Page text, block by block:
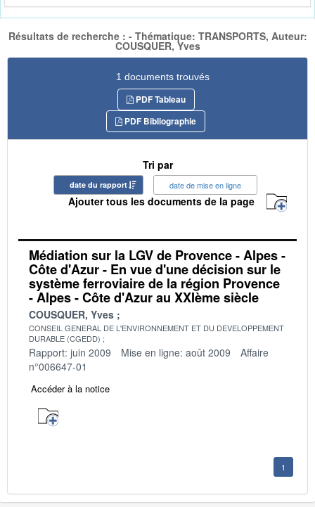
Résultats de recherche : - Thématique: TRANSPORTS, Auteur:
COUSQUER, Yves
1 documents trouvés
PDF Tableau
PDF Bibliographie
Tri par
date du rapport date de mise en ligne
Ajouter tous les documents de la page
Médiation sur la LGV de Provence - Alpes -
Côte d'Azur - En vue d'une décision sur le
système ferroviaire de la région Provence
- Alpes - Côte d'Azur au XXIème siècle
COUSQUER, Yves
CONSEIL GENERAL DE L'ENVIRONNEMENT ET DU DEVELOPPEMENT
DURABLE (CGEDD)
Rapport: juin 2009 Mise en ligne: août 2009
Affaire
n°006647-01
Accéder à la notice
1